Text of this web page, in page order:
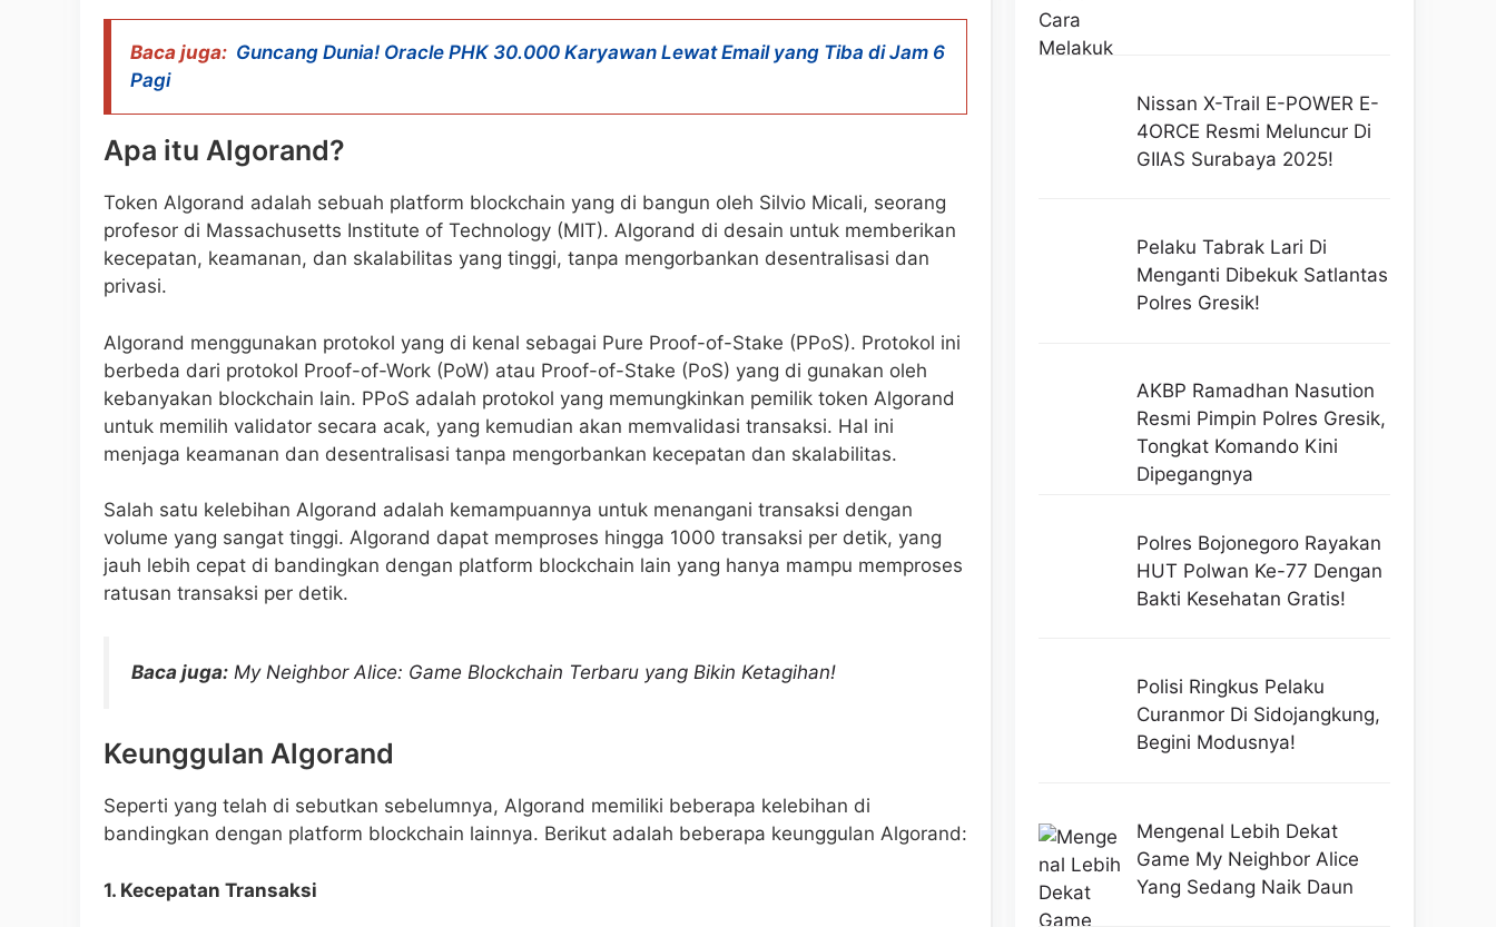
Baca juga: Guncang Dunia! Oracle PHK 30.000 Karyawan Lewat Email yang Tiba di Jam 6
Pagi
Apa itu Algorand?
Token Algorand adalah sebuah platform blockchain yang di bangun oleh Silvio Micali, seorang
profesor di Massachusetts Institute of Technology (MIT). Algorand di desain untuk memberikan
kecepatan, keamanan, dan skalabilitas yang tinggi, tanpa mengorbankan desentralisasi dan
privasi.
Algorand menggunakan protokol yang di kenal sebagai Pure Proof-of-Stake (PPoS). Protokol ini
berbeda dari protokol Proof-of-Work (PoW) atau Proof-of-Stake (PoS) yang di gunakan oleh
kebanyakan blockchain lain. PPoS adalah protokol yang memungkinkan pemilik token Algorand
untuk memilih validator secara acak, yang kemudian akan memvalidasi transaksi. Hal ini
menjaga keamanan dan desentralisasi tanpa mengorbankan kecepatan dan skalabilitas.
Salah satu kelebihan Algorand adalah kemampuannya untuk menangani transaksi dengan
volume yang sangat tinggi. Algorand dapat memproses hingga 1000 transaksi per detik, yang
jauh lebih cepat di bandingkan dengan platform blockchain lain yang hanya mampu memproses
ratusan transaksi per detik.
Baca juga: My Neighbor Alice: Game Blockchain Terbaru yang Bikin Ketagihan!
Keunggulan Algorand
Seperti yang telah di sebutkan sebelumnya, Algorand memiliki beberapa kelebihan di
bandingkan dengan platform blockchain lainnya. Berikut adalah beberapa keunggulan Algorand:
1. Kecepatan Transaksi
Nissan X-Trail E-POWER E-
4ORCE Resmi Meluncur Di
GIIAS Surabaya 2025!
Pelaku Tabrak Lari Di
Menganti Dibekuk Satlantas
Polres Gresik!
AKBP Ramadhan Nasution
Resmi Pimpin Polres Gresik,
Tongkat Komando Kini
Dipegangnya
Polres Bojonegoro Rayakan
HUT Polwan Ke-77 Dengan
Bakti Kesehatan Gratis!
Polisi Ringkus Pelaku
Curanmor Di Sidojangkung,
Begini Modusnya!
Mengenal Lebih Dekat
Game My Neighbor Alice
Yang Sedang Naik Daun